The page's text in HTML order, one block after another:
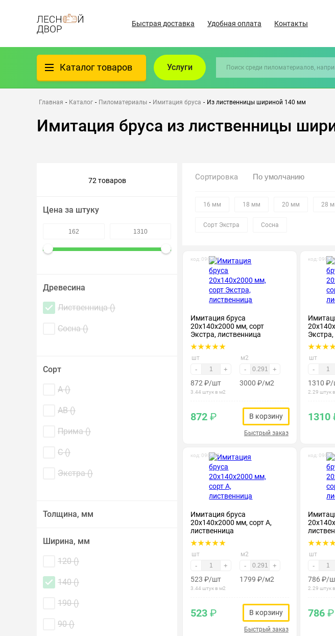
Быстрая доставка Удобная оплата Контакты
Каталог товаров
Фанера
Пиломатериалы
Всё для бани
Утеплители/Изоляция
Услуги
Главная - Каталог - Пиломатериалы - Имитация бруса - Из лиственницы шириной 140 мм
Имитация бруса из лиственницы
72 товаров
Цена за штуку
Древесина
Лиственница ()
Сосна ()
Сорт
А ()
АВ ()
Прима ()
С ()
Экстра ()
Толщина, мм
Ширина, мм
120 ()
140 ()
190 ()
90 ()
Сортировка
16 мм 18 мм 20 мм 28
Сорт Экстра Сосна
код: 090067
Имитация бруса
20х140х2000 мм, сорт
Экстра, лиственница
шт
- +
872 ₽/шт
3.44 штук в м2
м2
- +
3000 ₽/м2
872 ₽ В корзину
Быстрый заказ
код:
шт
-
1310 ₽/
2.29 штук
1310
код: 090085
Имитация бруса
20х140х2000 мм, сорт А,
лиственница
шт
- +
523 ₽/шт
3.44 штук в м2
м2
- +
1799 ₽/м2
523 ₽ В корзину
Быстрый заказ
код:
шт
-
786 ₽/
2.29 штук
786₽